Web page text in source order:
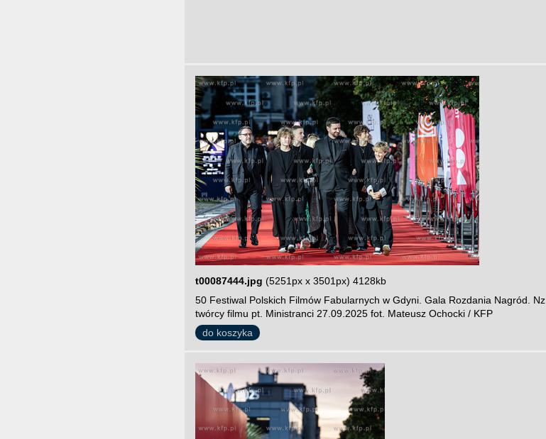
t00087444.jpg (5251px x 3501px) 4128kb
50 Festiwal Polskich Filmów Fabularnych w Gdyni. Gala Rozdania Nagród. Nz
twórcy filmu pt. Ministranci 27.09.2025 fot. Mateusz Ochocki / KFP
do koszyka